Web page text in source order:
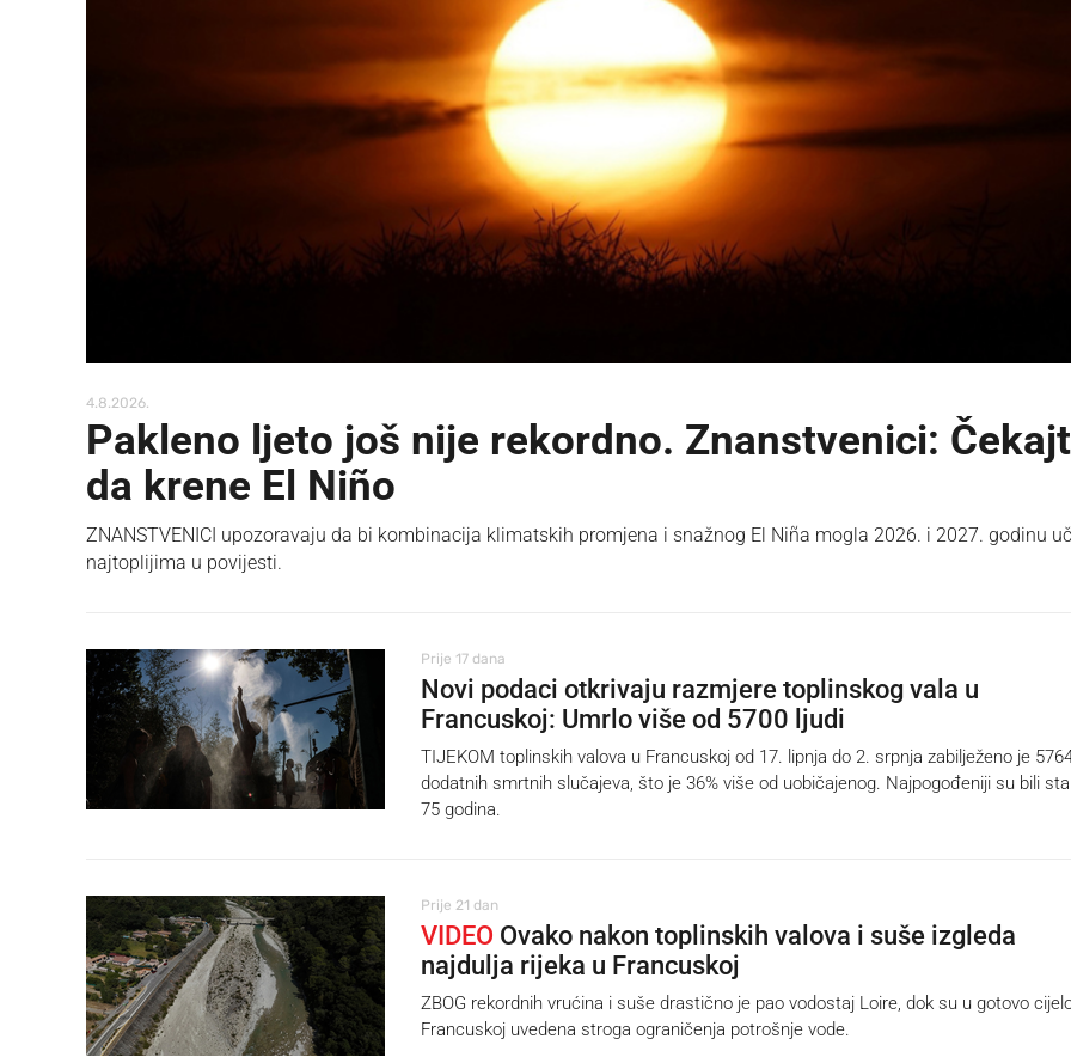
4.8.2026.
Pakleno ljeto još nije rekordno. Znanstvenici:
da krene El Niño
ZNANSTVENICI upozoravaju da bi kombinacija klimatskih promjena i snažnog El Niña mogla 2026. i 2027. godinu
najtoplijima u povijesti.
Prije 17 dana
Novi podaci otkrivaju razmjere toplinskog vala u
Francuskoj: Umrlo više od 5700 ljudi
TIJEKOM toplinskih valova u Francuskoj od 17. lipnja do 2. srpnja zabilježeno je
dodatnih smrtnih slučajeva, što je 36% više od uobičajenog. Najpogođeniji su bili
75 godina.
Prije 21 dan
VIDEO Ovako nakon toplinskih valova i suše izgleda
najdulja rijeka u Francuskoj
ZBOG rekordnih vrućina i suše drastično je pao vodostaj Loire, dok su u gotovo
Francuskoj uvedena stroga ograničenja potrošnje vode.